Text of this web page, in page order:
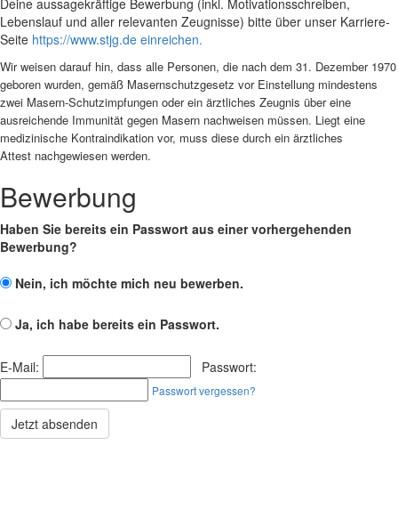
Deine aussagekräftige Bewerbung (inkl. Motivationsschreiben,
Lebenslauf und aller relevanten Zeugnisse) bitte über unser Karriere-
Seite https://www.stjg.de einreichen.
Wir weisen darauf hin, dass alle Personen, die nach dem 31. Dezember 1970
geboren wurden, gemäß Masernschutzgesetz vor Einstellung mindestens
zwei Masern-Schutzimpfungen oder ein ärztliches Zeugnis über eine
ausreichende Immunität gegen Masern nachweisen müssen. Liegt eine
medizinische Kontraindikation vor, muss diese durch ein ärztliches
Attest nachgewiesen werden.
Bewerbung
Haben Sie bereits ein Passwort aus einer vorhergehenden
Bewerbung?
Nein, ich möchte mich neu bewerben.
Ja, ich habe bereits ein Passwort.
E-Mail: Passwort:
Passwort vergessen?
Jetzt absenden